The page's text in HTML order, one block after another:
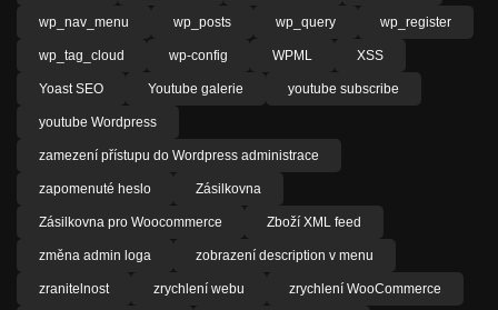
wp_nav_menu wp_posts wp_query wp_register
wp_tag_cloud wp-config WPML XSS
Yoast SEO Youtube galerie youtube subscribe
youtube Wordpress
zamezení přístupu do Wordpress administrace
zapomenuté heslo Zásilkovna
Zásilkovna pro Woocommerce Zboží XML feed
změna admin loga zobrazení description v menu
zranitelnost zrychlení webu zrychlení WooCommerce